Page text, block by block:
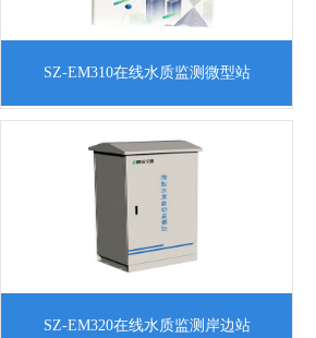
场地有严格的要求，这样就导致了很多应
用场地无法满足安放条件或者占用较大的
使用空间，安装使
SZ-EM310在线水质监测微型站
SZ-EM320在线水质监测岸边站